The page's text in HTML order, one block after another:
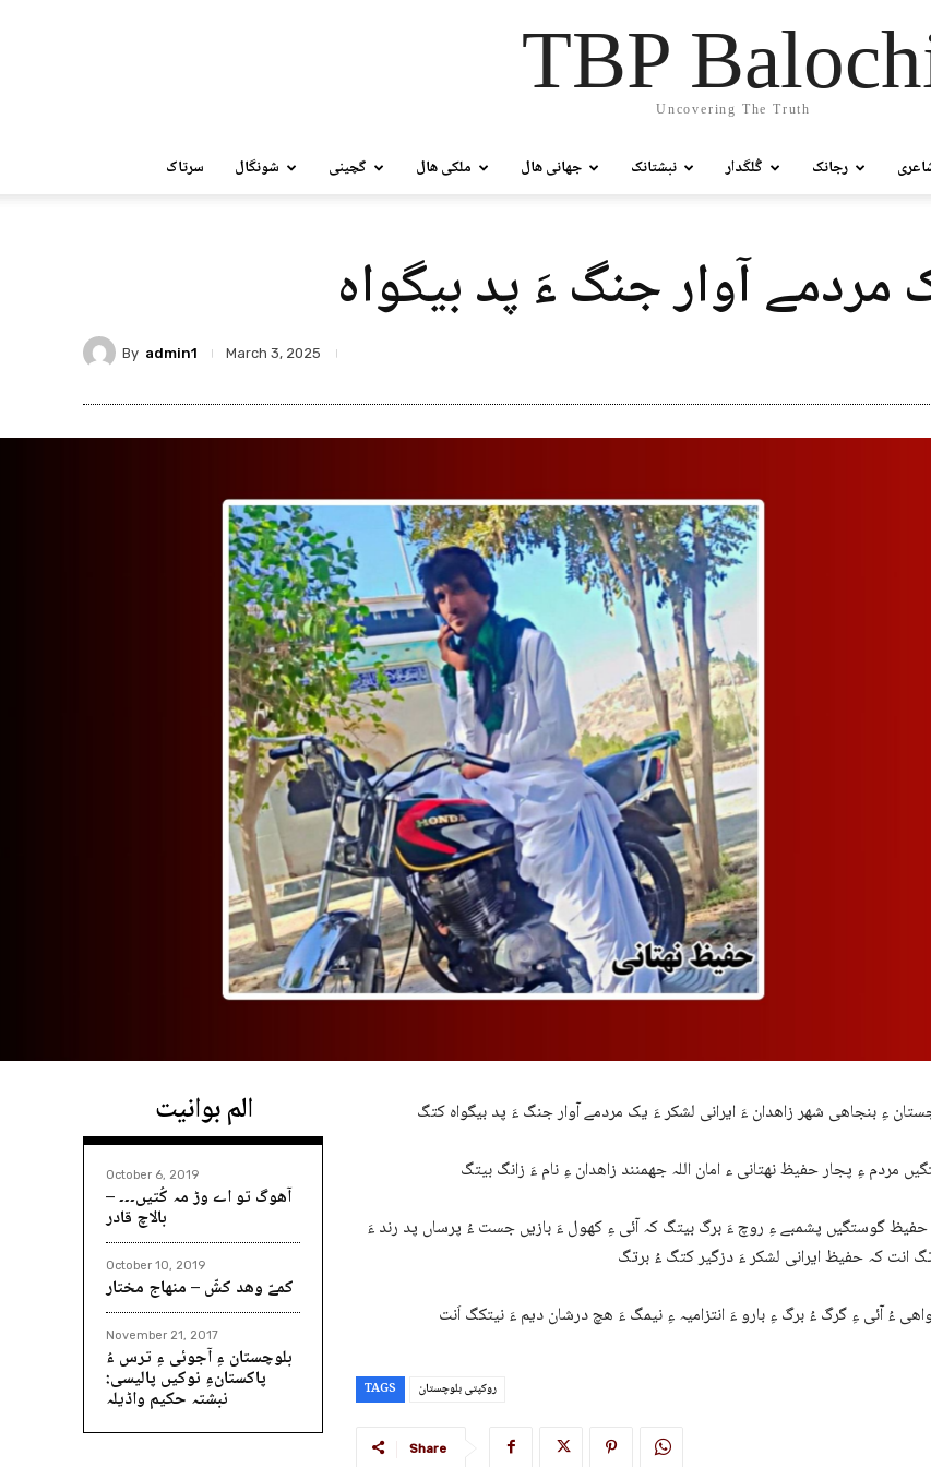
TBP
Uncovering The Truth
سرتاک شونگال گچینی ملکی ھال جھانی ھال نبشتانک گُلگدار رجانک
مردمے آوار جنگ ءَ پد بیگواہ
By admin1 March 3, 2025
الم بوانیت
October 6, 2019
آھوگ تو اے وڑ مہ کُتیں۔۔۔ –
بالاچ قادر
October 10, 2019
کمےّ وھد کشّ – منھاج مختار
November 21, 2017
بلوچستان ءِ آجوئی ءِ ترس ءُ
پاکستانءِ نوکیں پالیسی:
نبشتہ حکیم واڈیلہ
حفیظ گوستگیں پشمبے ءِ روچ ءَ برگ بیتگ کہ آئی ءِ کھول ءَ بازیں جست ءُ پرساں پد رند ءَ
TAGS روکپتی بلوچستان
Share